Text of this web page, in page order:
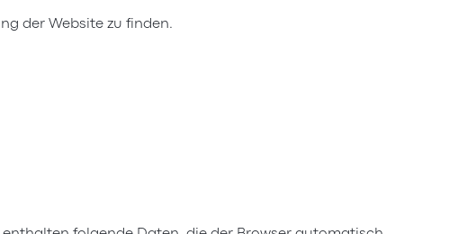
der Website zu finden.